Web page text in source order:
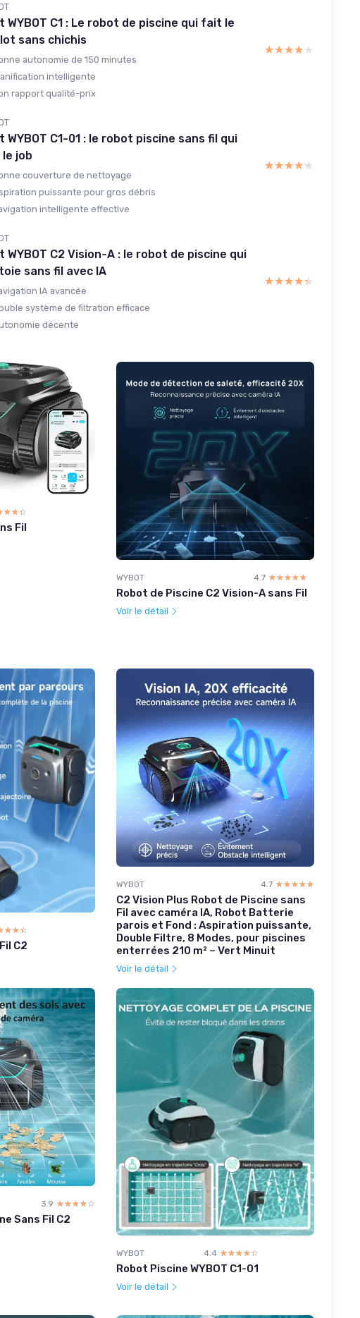
WYBOT C1 : Le robot de piscine qui fait le
sans chichis
autonomie de 150 minutes
intelligente
rapport qualité-prix
★★★★★
★★★★★
WYBOT C1-01 : le robot piscine sans fil qui
job
couverture de nettoyage
puissante pour gros débris
intelligente effective
★★★★★
★★★★★
WYBOT C2 Vision-A : le robot de piscine qui
sans fil avec IA
IA avancée
système de filtration efficace
décente
★★★★★
★★★★★
Fil
WYBOT 4.7 ☆☆☆☆☆
★★★★★
Robot de Piscine C2 Vision-A sans Fil
Voir le détail
C2
WYBOT 4.7 ☆☆☆☆☆
★★★★★
C2 Vision Plus Robot de Piscine sans
Fil avec caméra IA, Robot Batterie
parois et Fond : Aspiration puissante,
Double Filtre, 8 Modes, pour piscines
enterrées 210 m² – Vert Minuit
Voir le détail
3.9 ☆☆☆☆☆
★★★★★
Sans Fil C2
WYBOT 4.4 ☆☆☆☆☆
★★★★★
Robot Piscine WYBOT C1-01
Voir le détail